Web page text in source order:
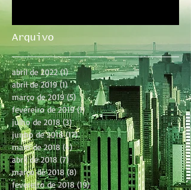
Arquivo
abril de 2022 (1)1 post
abril de 2019 (1)1 post
março de 2019 (5)5 posts
fevereiro de 2019 (1)1 post
julho de 2018 (3)3 posts
junho de 2018 (17)17 posts
maio de 2018 (4)4 posts
abril de 2018 (7)7 posts
março de 2018 (8)8 posts
fevereiro de 2018 (19)19 posts